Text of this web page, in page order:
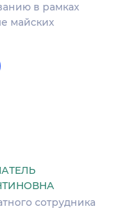
в рамках
майских
сотрудника